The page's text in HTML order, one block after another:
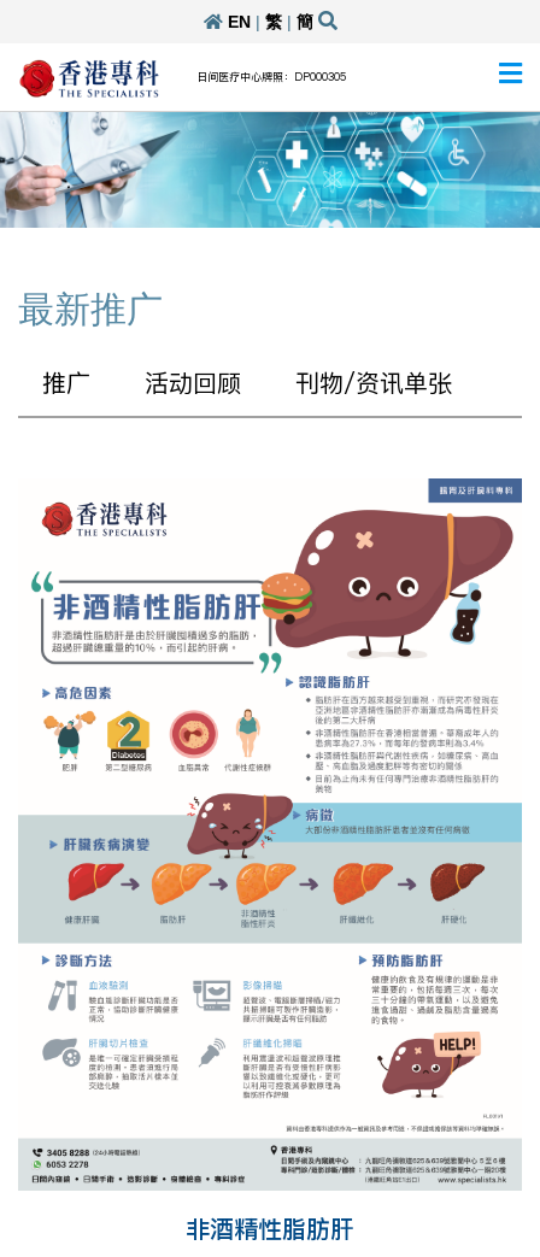
EN| 繁| 簡
日间医疗中心牌照：DP000305
最新推广
推广 活动回顾 刊物/资讯单张
非酒精性脂肪肝